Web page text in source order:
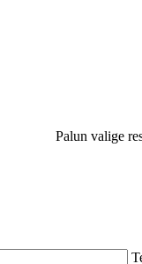
Palun valige